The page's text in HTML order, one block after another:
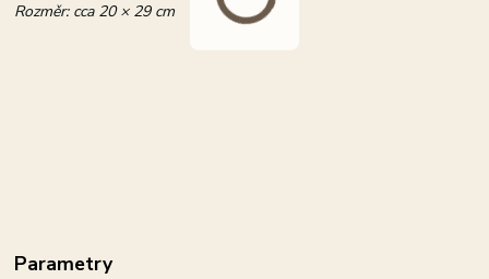
Rozměr: cca 20 × 29 cm
Parametry